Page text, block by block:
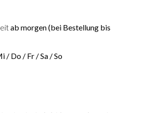
ab morgen (bei Bestellung bis
/ Do / Fr / Sa / So